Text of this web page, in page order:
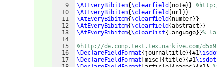
9
10
11
12
13
14
15
16
17
\AtEveryBibitem{\clearfield { note}}
\AtEveryBibitem{\clearfield { url }}
\AtEveryBibitem{\clearfield { number}}
\AtEveryBibitem{\clearfield {abstract }}
\AtEveryBibitem{\clearlist{ language}}%
%http://de.comp.text.tex.narkive.com/
\DeclareFieldFormat{ journaltitle}{#1
\DeclareFieldFormat misc {title}{#1\isdot